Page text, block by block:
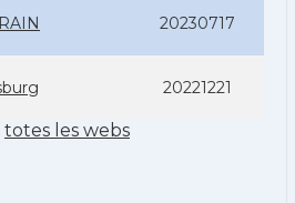
20230717
20221221
totes les webs